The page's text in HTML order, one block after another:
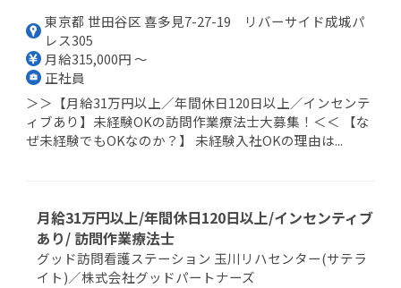
東京都 世田谷区 喜多見7-27-19 リバーサイド成城パ
レス305
月給315,000円 ～
正社員
＞＞【月給31万円以上／年間休日120日以上／インセンテ
ィブあり】未経験OKの訪問作業療法士大募集！＜＜ 【な
ぜ未経験でもOKなのか？】 未経験入社OKの理由は...
月給31万円以上/年間休日120日以上/インセンティブ
あり/ 訪問作業療法士
グッド訪問看護ステーション 玉川リハセンター(サテラ
イト)／株式会社グッドパートナーズ